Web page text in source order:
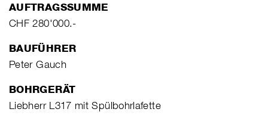
AUFTRAGSSUMME
CHF 280'000.-
BAUFÜHRER
Peter Gauch
BOHRGERÄT
Liebherr L317 mit Spülbohrlafette